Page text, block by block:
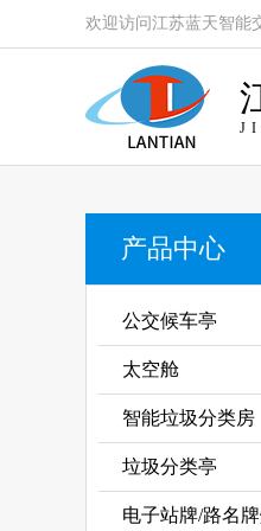
欢迎访问江苏蓝天智能
产品中心
公交候车亭
太空舱
智能垃圾分类房
垃圾分类亭
电子站牌/路名